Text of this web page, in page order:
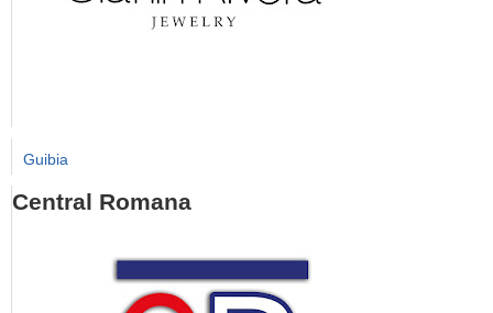
Guibia
Central Romana